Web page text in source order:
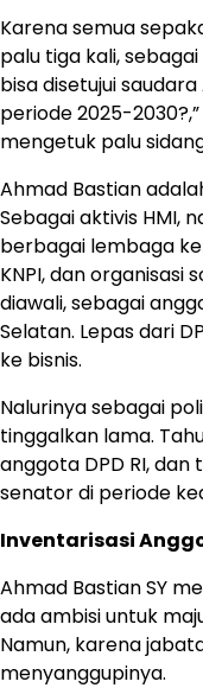
Karena semua
palu tiga kali,
bisa disetujui
periode 2025-
mengetuk palu
Ahmad Bastian
Sebagai aktivis HMI,
berbagai lembaga
KNPI, dan organisasi
diawali, sebagai
Selatan. Lepas dari
ke bisnis.
Nalurinya sebagai
tinggalkan lama.
anggota DPD RI, dan
senator di periode
Inventarisasi
Ahmad Bastian SY
ada ambisi untuk
Namun, karena
menyanggupinya.